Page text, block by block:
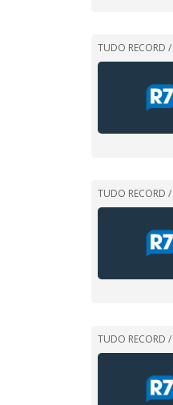
TUDO RECORD /
TUDO RECORD /
TUDO RECORD /